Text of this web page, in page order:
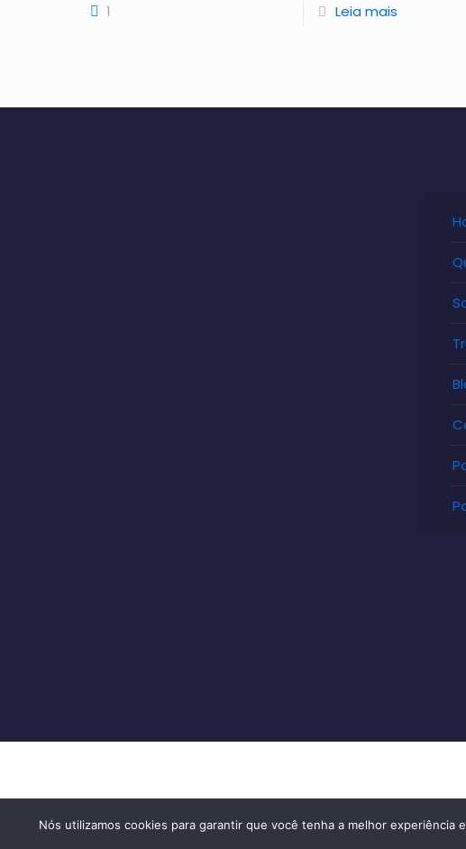
1 Leia mais
Homine Tecnologia © 2023. Todos os direitos reservados.
Nós utilizamos cookies para garantir que você tenha a melhor